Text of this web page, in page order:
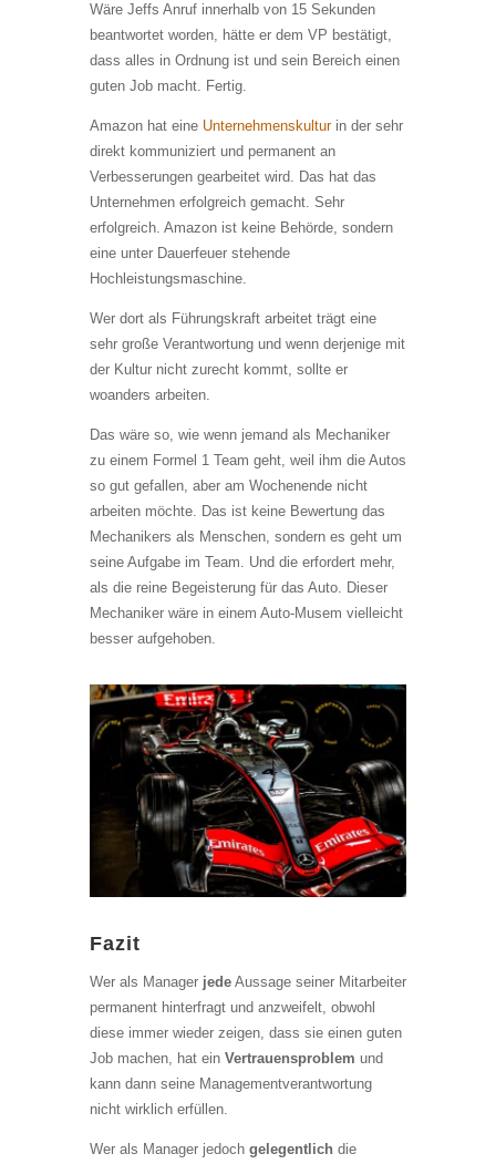
Wäre Jeffs Anruf innerhalb von 15 Sekunden
beantwortet worden, hätte er dem VP bestätigt,
dass alles in Ordnung ist und sein Bereich einen
guten Job macht. Fertig.
Amazon hat eine Unternehmenskulturin der sehr
direkt kommuniziert und permanent an
Verbesserungen gearbeitet wird. Das hat das
Unternehmen erfolgreich gemacht. Sehr
erfolgreich. Amazon ist keine Behörde, sondern
eine unter Dauerfeuer stehende
Hochleistungsmaschine.
Wer dort als Führungskraft arbeitet trägt eine
sehr große Verantwortung und wenn derjenige mit
der Kultur nicht zurecht kommt, sollte er
woanders arbeiten.
Das wäre so, wie wenn jemand als Mechaniker
zu einem Formel 1 Team geht, weil ihm die Autos
so gut gefallen, aber am Wochenende nicht
arbeiten möchte. Das ist keine Bewertung das
Mechanikers als Menschen, sondern es geht um
seine Aufgabe im Team. Und die erfordert mehr,
als die reine Begeisterung für das Auto. Dieser
Mechaniker wäre in einem Auto-Musem vielleicht
besser aufgehoben.
Fazit
Wer als Manager jedeAussage seiner Mitarbeiter
permanent hinterfragt und anzweifelt, obwohl
diese immer wieder zeigen, dass sie einen guten
Job machen, hat ein Vertrauensproblem und
kann dann seine Managementverantwortung
nicht wirklich erfüllen.
Wer als Manager jedoch gelegentlich die